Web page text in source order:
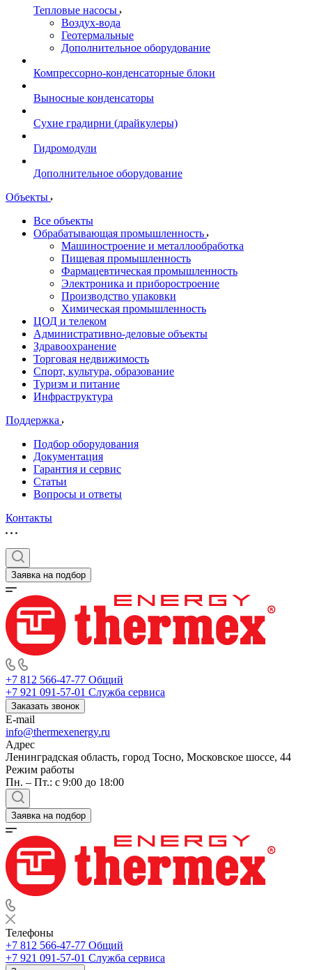
Тепловые насосы
Воздух-вода
Геотермальные
Дополнительное оборудование
Компрессорно-конденсаторные блоки
Выносные конденсаторы
Сухие градирни (драйкулеры)
Гидромодули
Дополнительное оборудование
Объекты
Все объекты
Обрабатывающая промышленность
Машиностроение и металлообработка
Пищевая промышленность
Фармацевтическая промышленность
Электроника и приборостроение
Производство упаковки
Химическая промышленность
ЦОД и телеком
Административно-деловые объекты
Здравоохранение
Торговая недвижимость
Спорт, культура, образование
Туризм и питание
Инфраструктура
Поддержка
Подбор оборудования
Документация
Гарантия и сервис
Статьи
Вопросы и ответы
Контакты
Заявка на подбор
+7 812 566-47-77 Общий
+7 921 091-57-01 Служба сервиса
Заказать звонок
E-mail
info@thermexenergy.ru
Адрес
Ленинградская область, город Тосно, Московское шоссе, 44
Режим работы
Пн. – Пт.: с 9:00 до 18:00
Заявка на подбор
Телефоны
+7 812 566-47-77 Общий
+7 921 091-57-01 Служба сервиса